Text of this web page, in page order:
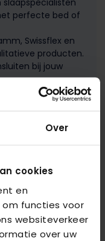
Over
cookies
en
functies voor
websiteverkeer
over uw
slaapspecialisten
perfecte bed of
Swissflex en
producten.
bij jouw
zodat je met
ideale bed in